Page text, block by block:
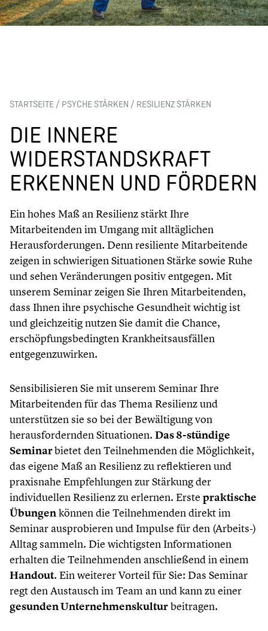
STARTSEITE / PSYCHE STÄRKEN / RESILIENZ STÄRKEN
DIE INNERE
WIDERSTANDSKRAFT
ERKENNEN UND FÖRDERN
Ein hohes Maß an Resilienz stärkt Ihre
Mitarbeitenden im Umgang mit alltäglichen
Herausforderungen. Denn resiliente Mitarbeitende
zeigen in schwierigen Situationen Stärke sowie Ruhe
und sehen Veränderungen positiv entgegen. Mit
unserem Seminar zeigen Sie Ihren Mitarbeitenden,
dass Ihnen ihre psychische Gesundheit wichtig ist
und gleichzeitig nutzen Sie damit die Chance,
erschöpfungsbedingten Krankheitsausfällen
entgegenzuwirken.
Sensibilisieren Sie mit unserem Seminar Ihre
Mitarbeitenden für das Thema Resilienz und
unterstützen sie so bei der Bewältigung von
herausfordernden Situationen. Das 8-stündige
Seminarbietet den Teilnehmenden die Möglichkeit,
das eigene Maß an Resilienz zu reflektieren und
praxisnahe Empfehlungen zur Stärkung der
individuellen Resilienz zu erlernen. Erste praktische
Übungenkönnen die Teilnehmenden direkt im
Seminar ausprobieren und Impulse für den (Arbeits-)
Alltag sammeln. Die wichtigsten Informationen
erhalten die Teilnehmenden anschließend in einem
Handout. Ein weiterer Vorteil für Sie: Das Seminar
regt den Austausch im Team an und kann zu einer
gesunden Unternehmenskulturbeitragen.